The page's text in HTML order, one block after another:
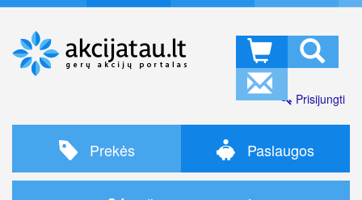
Prisijungti
Prekės Paslaugos